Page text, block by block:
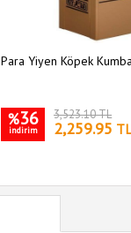
Para Yiyen Köpek
%36
indirim
3,523.10 TL
2,259.95 TL